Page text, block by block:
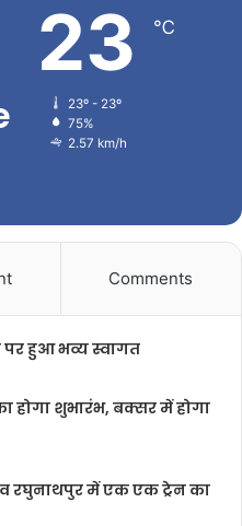
23 ℃
23º - 23º
75%
2.57 km/h
Comments
हुआ भव्य स्वागत
शुभारंभ, बक्सर में होगा
रघुनाथपुर में एक एक ट्रेन का